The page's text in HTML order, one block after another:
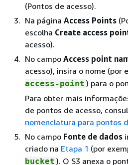
(Pontos de acesso).
Na página Access Points
escolha Create access
acesso).
No campo Access point
acesso), insira o nome (por
access-point ) para o
Para obter mais
de pontos de acesso,
nomenclatura para pontos
No campo Fonte de dados
criado na Etapa 1 (por
bucket ). O S3 anexa o